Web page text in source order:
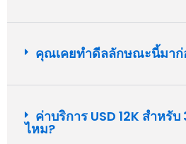
คุณเคยทำดีลลักษณะนี้มาก่
ค่าบริการ USD 12K สำหรั
ไหม?